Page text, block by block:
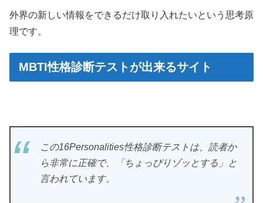
外界の新しい情報をできるだけ取り入れたいという思考原
理です。
MBTI性格診断テストが出来るサイト
この16Personalities性格診断テストは、読者か
ら非常に正確で、「ちょっぴりゾッとする」と
言われています。